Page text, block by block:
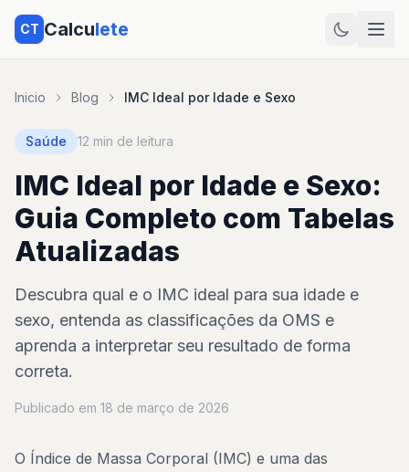
CT Calculete
Inicio Blog IMC Ideal por Idade e Sexo
Saúde 12 min de leitura
IMC Ideal por Idade e Sexo:
Guia Completo com Tabelas
Atualizadas
Descubra qual e o IMC ideal para sua idade e
sexo, entenda as classificações da OMS e
aprenda a interpretar seu resultado de forma
correta.
Publicado em 18 de março de 2026
O Índice de Massa Corporal (IMC) e uma das